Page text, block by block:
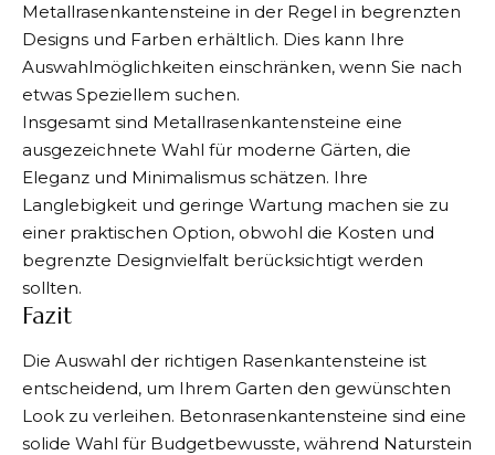
Metallrasenkantensteine in der Regel in begrenzten
Designs und Farben erhältlich. Dies kann Ihre
Auswahlmöglichkeiten einschränken, wenn Sie nach
etwas Speziellem suchen.
Insgesamt sind Metallrasenkantensteine eine
ausgezeichnete Wahl für moderne Gärten, die
Eleganz und Minimalismus schätzen. Ihre
Langlebigkeit und geringe Wartung machen sie zu
einer praktischen Option, obwohl die Kosten und
begrenzte Designvielfalt berücksichtigt werden
sollten.
Fazit
Die Auswahl der richtigen Rasenkantensteine ist
entscheidend, um Ihrem Garten den gewünschten
Look zu verleihen. Betonrasenkantensteine sind eine
solide Wahl für Budgetbewusste, während Naturstein